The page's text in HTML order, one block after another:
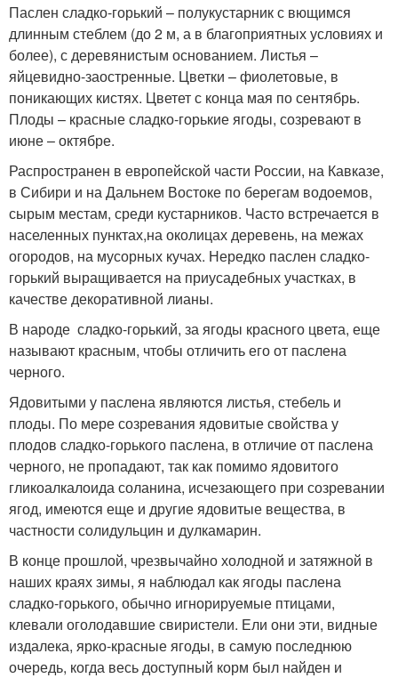
Паслен сладко-горький – полукустарник с вющимся
длинным стеблем (до 2 м, а в благоприятных условиях и
более), с деревянистым основанием. Листья –
яйцевидно-заостренные. Цветки – фиолетовые, в
поникающих кистях. Цветет с конца мая по сентябрь.
Плоды – красные сладко-горькие ягоды, созревают в
июне – октябре.
Распространен в европейской части России, на Кавказе,
в Сибири и на Дальнем Востоке по берегам водоемов,
сырым местам, среди кустарников. Часто встречается в
населенных пунктах,на околицах деревень, на межах
огородов, на мусорных кучах. Нередко паслен сладко-
горький выращивается на приусадебных участках, в
качестве декоративной лианы.
В народе сладко-горький, за ягоды красного цвета, еще
называют красным, чтобы отличить его от паслена
черного.
Ядовитыми у паслена являются листья, стебель и
плоды. По мере созревания ядовитые свойства у
плодов сладко-горького паслена, в отличие от паслена
черного, не пропадают, так как помимо ядовитого
гликоалкалоида соланина, исчезающего при созревании
ягод, имеются еще и другие ядовитые вещества, в
частности солидульцин и дулкамарин.
В конце прошлой, чрезвычайно холодной и затяжной в
наших краях зимы, я наблюдал как ягоды паслена
сладко-горького, обычно игнорируемые птицами,
клевали оголодавшие свиристели. Ели они эти, видные
издалека, ярко-красные ягоды, в самую последнюю
очередь, когда весь доступный корм был найден и